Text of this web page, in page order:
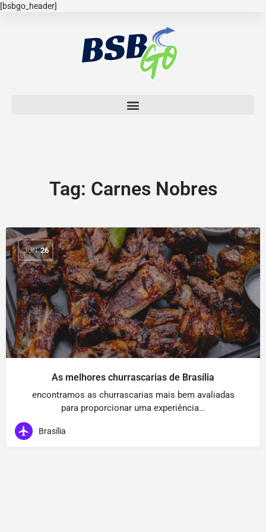
[bsbgo_header]
Tag: Carnes Nobres
JUN 26
As melhores churrascarias de Brasília
encontramos as churrascarias mais bem avaliadas
para proporcionar uma experiência…
Brasília